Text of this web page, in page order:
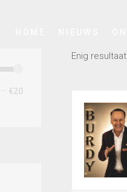
Enig resultaat
€20